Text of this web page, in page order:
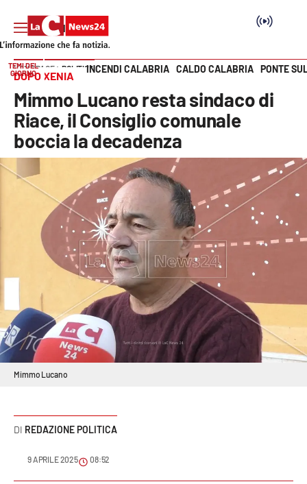
SEZIONI
Cronaca
Politica
Attualità
Economia e lavoro
Italia Mondo
Sanità
Sport
Podcast
Meteo
Vai
TEMI DEL
GIORNO
INCENDI CALABRIA CALDO CALABRIA PONTE
HOME PAGE POLITICA
DOPO XENIA
Mimmo Lucano resta sindaco di
Riace, il Consiglio comunale
boccia la decadenza
Mimmo Lucano
REDAZIONE POLITICA
9 APRILE 2025 08:52